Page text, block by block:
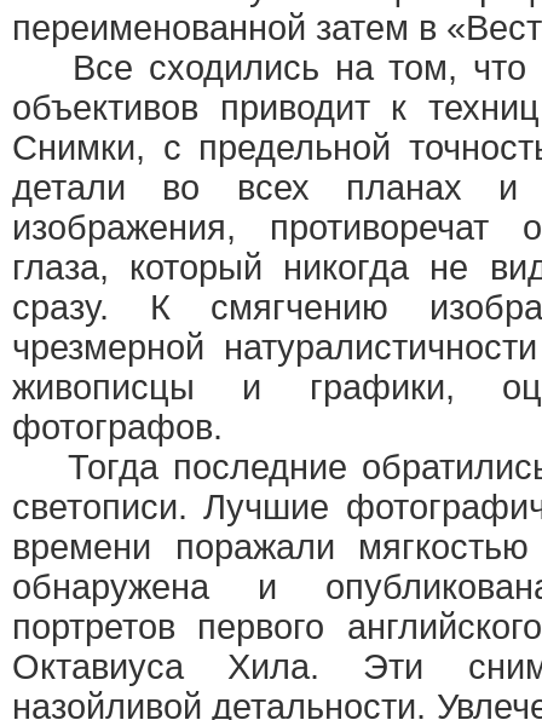
переименованной затем в
Все сходились на том, что
объективов приводит к
Снимки, с предельной
детали во всех планах
изображения, противоречат
глаза, который никогда не
сразу. К смягчению
чрезмерной
живописцы и графики,
фотографов.
Тогда последние
светописи. Лучшие
времени поражали
обнаружена и
портретов первого
Октавиуса Хила. Эти
назойливой детальности.